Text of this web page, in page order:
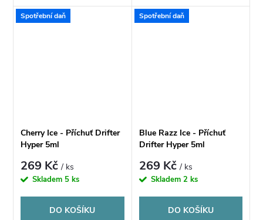
nekompromisní nálož
čistého, krystalického
Drifter Juice Hyper vás
odmění výbornou, ledovou a
Spotřební daň
Cherry Ice - Příchuť Drifter
Hyper 5ml
269 Kč/ ks
Skladem 5 ks
DO KOŠÍKU
Spotřební daň
Blue Razz Ice - Příchuť
Drifter Hyper 5ml
269 Kč/ ks
Skladem 2 ks
DO KOŠÍKU